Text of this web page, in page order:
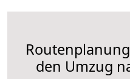
den Umzug